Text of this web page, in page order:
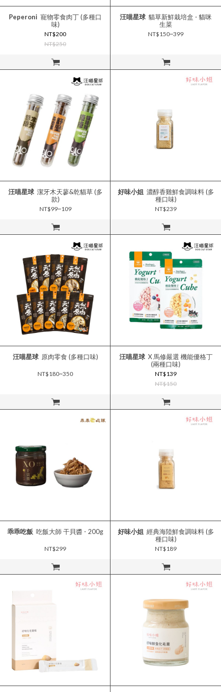
立即購買
Peperoni
味)
NT$200
NT$250
立即購買
汪喵星球
生菜
NT$150~399
立即購買
汪喵星球潔牙木天蓼&乾貓草 (多
款)
NT$99~109
立即購買
好味小姐
種口味)
NT$239
立即購買
汪喵星球 原肉零食 (多種口味)
NT$180~350
立即購買
汪喵星球X 馬修嚴選 機能優格丁
(兩種口味)
NT$139
NT$150
立即購買
乖乖吃飯 吃飯大師 干貝醬 - 200g
NT$299
立即購買
好味小姐
種口味)
NT$189